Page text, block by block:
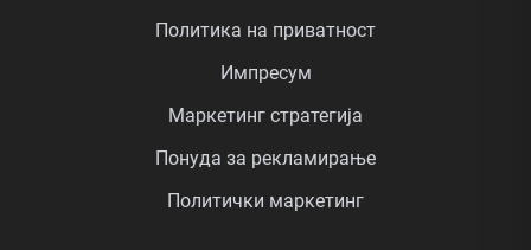
Политика на приватност
Импресум
Маркетинг стратегија
Понуда за рекламирање
Политички маркетинг